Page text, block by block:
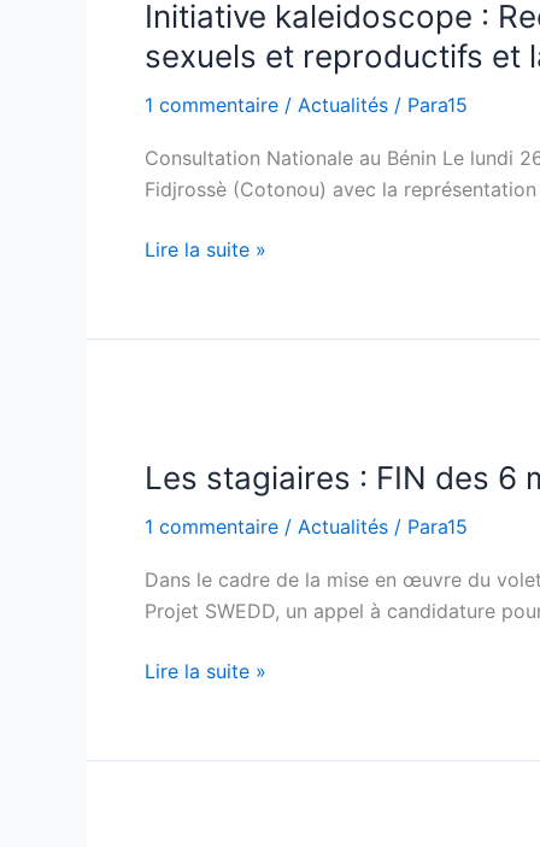
Initiative kaleidoscope :
sexuels et reproductifs et
1 commentaire / Actualités / Para15
Consultation Nationale au Bénin Le lundi
Fidjrossè (Cotonou) avec la
Lire la suite »
Les stagiaires : FIN des 6
1 commentaire / Actualités / Para15
Dans le cadre de la mise en œuvre du
Projet SWEDD, un appel à candidature
des
6
mois
Lire la suite »